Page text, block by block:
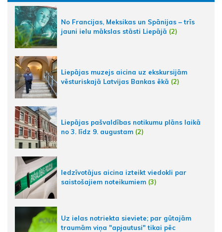
No Francijas, Meksikas un Spānijas – trīs
jauni ielu mākslas stāsti Liepājā (2)
Liepājas muzejs aicina uz ekskursijām
vēsturiskajā Latvijas Bankas ēkā (2)
Liepājas pašvaldības notikumu plāns laikā
no 3. līdz 9. augustam (2)
Iedzīvotājus aicina izteikt viedokli par
saistošajiem noteikumiem (3)
Uz ielas notriekta sieviete; par gūtajām
traumām viņa "apjautusi" tikai pēc